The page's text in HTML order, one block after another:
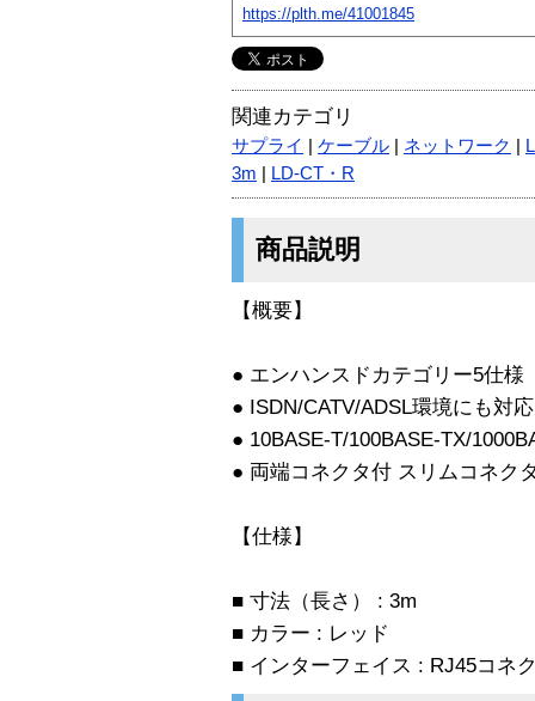
https://plth.me/41001845
関連カテゴリ
サプライ ケーブル ネットワーク
3m
LD-CT・R
商品説明
【概要】
● エンハンスドカテゴリー5仕様
● ISDN/CATV/ADSL環境にも対応
● 10BASE-T/100BASE-TX/
● 両端コネクタ付 スリムコネク
【仕様】
■ 寸法（長さ） : 3m
■ カラー : レッド
■ インターフェイス : RJ45コネ